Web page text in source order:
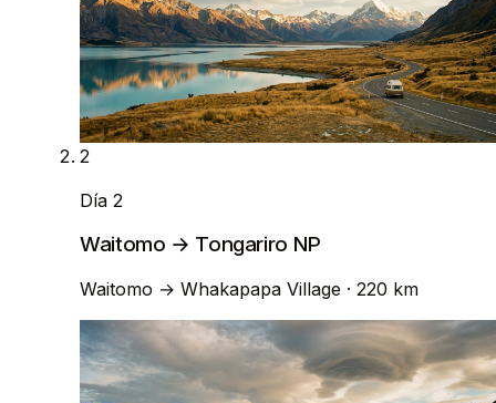
2
Día 2
Waitomo → Tongariro NP
Waitomo → Whakapapa Village · 220 km